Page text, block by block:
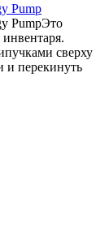
Pump
PumpЭто
сверху
и перекинуть